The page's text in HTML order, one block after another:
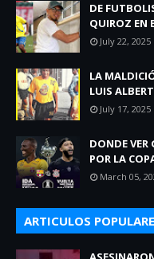
DE
QUIROZ EN
July 22, 2025
LA
LUIS
July 17, 2025
DONDE VER
POR LA
March 05,
ARTICULOS